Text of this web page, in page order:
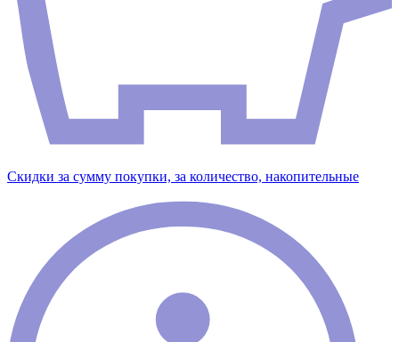
Скидки за сумму покупки, за количество, накопительные